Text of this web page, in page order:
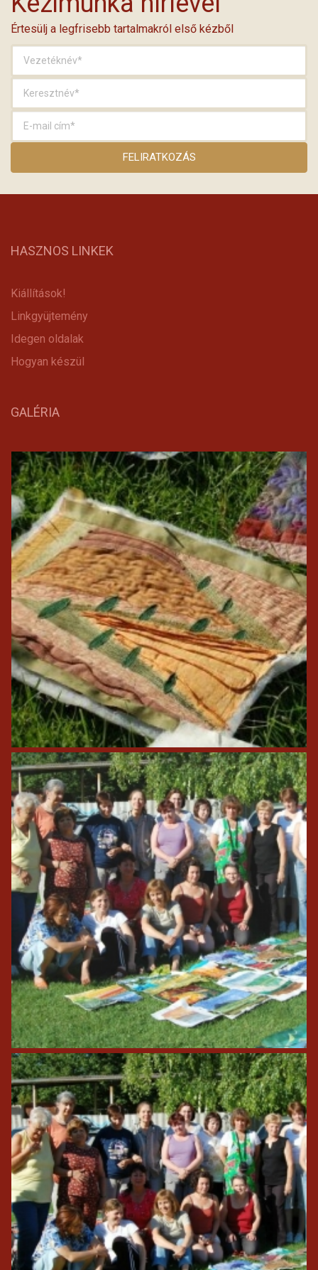
Értesülj a legfrisebb tartalmakról első kézből
HASZNOS LINKEK
Kiállítások!
Linkgyüjtemény
Idegen oldalak
Hogyan készül
GALÉRIA